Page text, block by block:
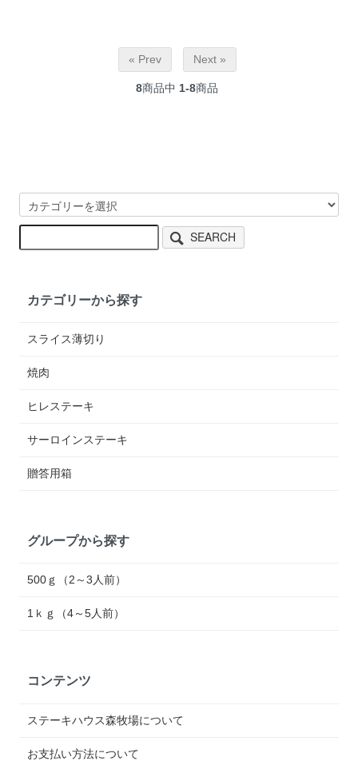
« Prev Next »
8商品中 1-8商品
SEARCH
カテゴリーから探す
スライス薄切り
焼肉
ヒレステーキ
サーロインステーキ
贈答用箱
グループから探す
500ｇ（2～3人前）
1ｋｇ（4～5人前）
コンテンツ
ステーキハウス森牧場について
お支払い方法について